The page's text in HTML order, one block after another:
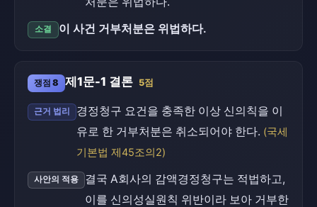
소결 이 사건 거부처분은 위법하다.
쟁점 8 제1문-1 결론 5점
근거 법리
경정청구 요건을 충족한 이상 신의칙을 이
유로 한 거부처분은 취소되어야 한다. (국세
기본법 제45조의2)
사안의 적용
결국 A회사의 감액경정청구는 적법하고,
이를 신의성실원칙 위반이라 보아 거부한